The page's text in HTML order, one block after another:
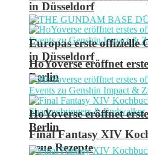
in Düsseldorf
HoYoverse eröffnet
Berlin
Final Fantasy XIV
neue Rezepte
Europas erste offizielle
in Düsseldorf
HoYoverse eröffnet
Berlin